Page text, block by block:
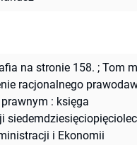
na stronie 158. ; Tom
racjonalnego
: księga
i Ekonomii